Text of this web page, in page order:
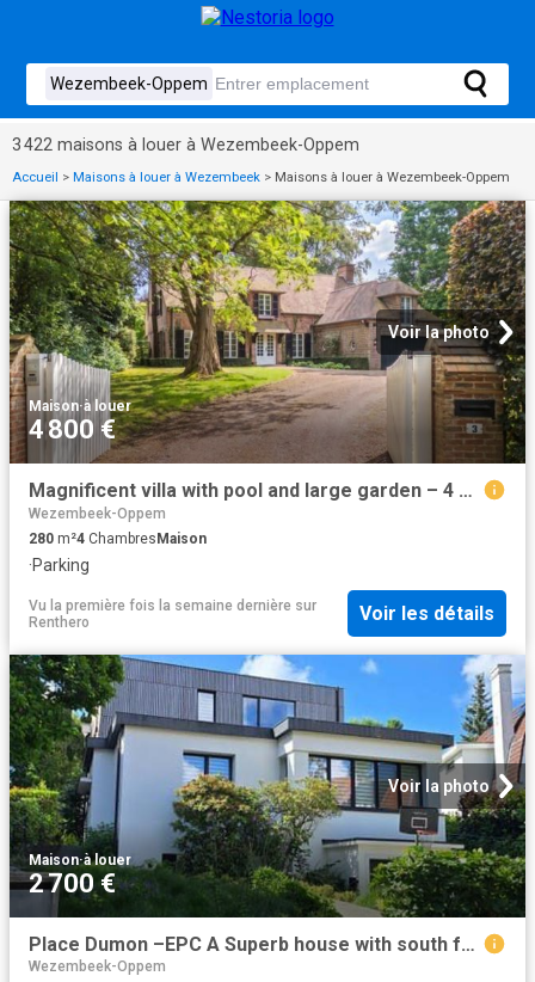
3 422 maisons à louer à Wezembeek-Oppem
Accueil > Maisons à louer à Wezembeek > Maisons à louer à Wezembeek-Oppem
Voir la photo
Maison·à louer
4 800 €
Magnificent villa with pool and large garden – 4 beds
Wezembeek-Oppem
280 m²4 ChambresMaison
·Parking
Vu la première fois la semaine dernière sur
Renthero
Voir les détails
Voir la photo
Maison·à louer
2 700 €
Place Dumon –EPC A Superb house with south facing garden!
Wezembeek-Oppem